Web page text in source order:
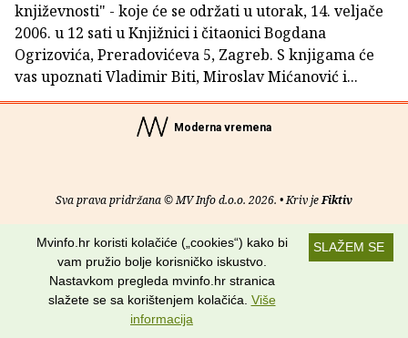
književnosti" - koje će se održati u utorak, 14. veljače
2006. u 12 sati u Knjižnici i čitaonici Bogdana
Ogrizovića, Preradovićeva 5, Zagreb. S knjigama će
vas upoznati Vladimir Biti, Miroslav Mićanović i...
Moderna vremena
Sva prava pridržana © MV Info d.o.o. 2026. • Kriv jeFiktiv
O nama • Pomoć• Uvjeti korištenja• RSS kanali
Potraži nas na:
SLAŽEM SE
Mvinfo.hr koristi kolačiće („cookies“) kako bi
vam pružio bolje korisničko iskustvo.
Nastavkom pregleda mvinfo.hr stranica
slažete se sa korištenjem kolačića. Više
informacija